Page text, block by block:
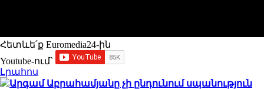
Հետևե՛ք Euromedia24-ին
Youtube-ում`
Լրահոս
Արգամ Աբրահամյանը չի ընդունում սպանություն